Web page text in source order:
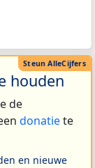
houden
de
donatiete
en nieuwe